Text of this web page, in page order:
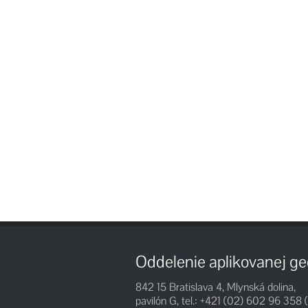
Oddelenie aplikovanej
842 15 Bratislava 4, Mlynská dolina,
pavilón G, tel.: +421 (02) 602 96 358